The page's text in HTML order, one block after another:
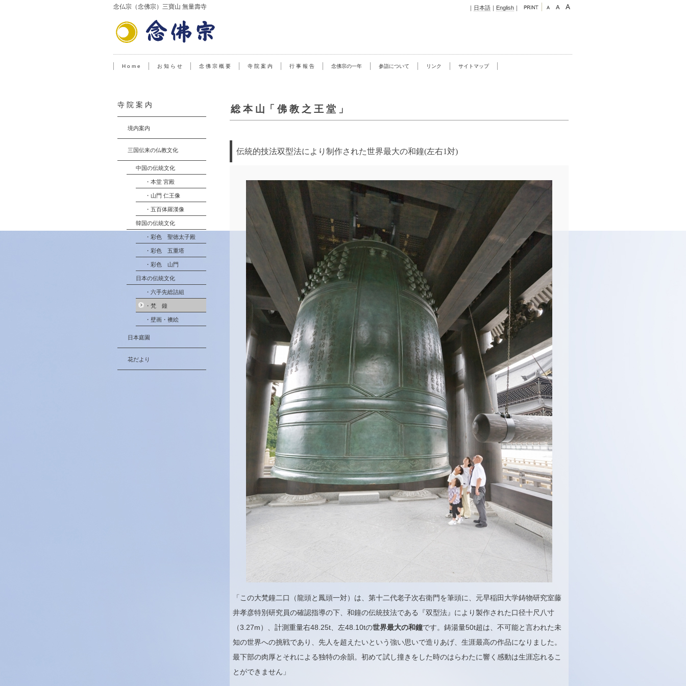
念仏宗（念佛宗）三寶山 無量壽寺 ｜ 日本語 ｜ English ｜
H o m e お 知 ら せ 念 佛 宗 概 要 寺 院 案 内 行 事 報 告 念佛宗の一年 参詣について リンク サイトマップ
総 本 山「 佛 教 之 王 堂 」
伝統的技法双型法により制作された世界最大の和鐘(左右1対)
「この大梵鐘二口（龍頭と鳳頭一対）は、第十二代老子次右衛門を筆頭に、元早稲田大学鋳物研究室藤
井孝彦特別研究員の確認指導の下、和鐘の伝統技法である『双型法』により製作された口径十尺八寸
（3.27m）、計測重量右48.25t、左48.10tの世界最大の和鐘です。鋳湯量50t超は、不可能と言われた未
知の世界への挑戦であり、先人を超えたいという強い思いで造りあげ、生涯最高の作品になりました。
最下部の肉厚とそれによる独特の余韻。初めて試し撞きをした時のはらわたに響く感動は生涯忘れるこ
とができません」
寺 院 案 内
境内案内
三国伝来の仏教文化
中国の伝統文化
・本堂 宮殿
・山門 仁王像
・五百体羅漢像
韓国の伝統文化
・彩色 聖徳太子殿
・彩色 五重塔
・彩色 山門
日本の伝統文化
・六手先総詰組
・梵 鐘
・壁画・襖絵
日本庭園
花だより